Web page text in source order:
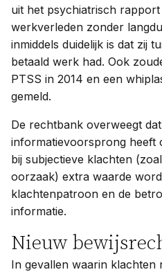
uit het psychiatrisch
werkverleden zonder
inmiddels duidelijk is dat zij
betaald werk had. Ook
PTSS in 2014 en een
gemeld.
De rechtbank overweegt
informatievoorsprong heeft
bij subjectieve klachten
oorzaak) extra waarde
klachtenpatroon en de
informatie.
Nieuw
In gevallen waarin klachten